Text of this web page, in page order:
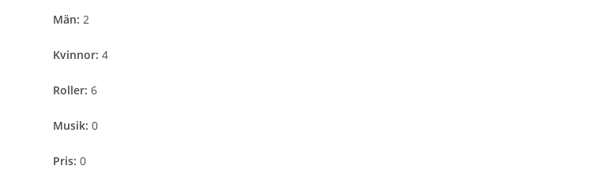
Män: 2
Kvinnor: 4
Roller: 6
Musik: 0
Pris: 0